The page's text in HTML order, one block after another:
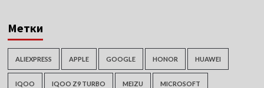
Метки
ALIEXPRESS APPLE GOOGLE HONOR HUAWEI
IQOO IQOO Z9 TURBO MEIZU MICROSOFT